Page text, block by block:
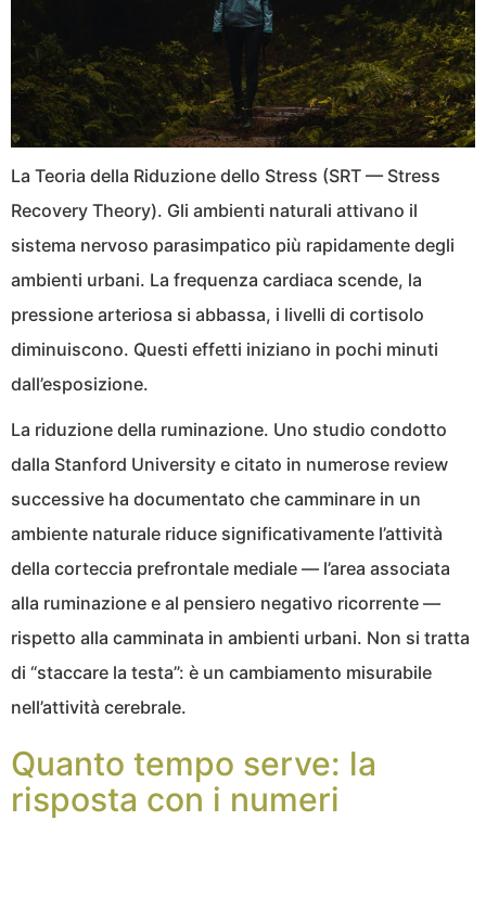
La Teoria della Riduzione dello Stress (SRT — Stress
Recovery Theory). Gli ambienti naturali attivano il
sistema nervoso parasimpatico più rapidamente degli
ambienti urbani. La frequenza cardiaca scende, la
pressione arteriosa si abbassa, i livelli di cortisolo
diminuiscono. Questi effetti iniziano in pochi minuti
dall’esposizione.
La riduzione della ruminazione. Uno studio condotto
dalla Stanford University e citato in numerose review
successive ha documentato che camminare in un
ambiente naturale riduce significativamente l’attività
della corteccia prefrontale mediale — l’area associata
alla ruminazione e al pensiero negativo ricorrente —
rispetto alla camminata in ambienti urbani. Non si tratta
di “staccare la testa”: è un cambiamento misurabile
nell’attività cerebrale.
Quanto tempo serve: la
risposta con i numeri